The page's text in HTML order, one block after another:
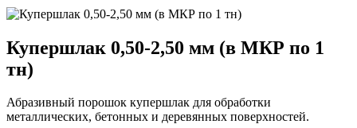
Купершлак 0,50-2,50 мм (в МКР по 1
тн)
Абразивный порошок купершлак для обработки
металлических, бетонных и деревянных поверхностей.